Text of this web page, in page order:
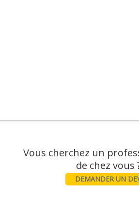
Vous cherchez un
DEMANDER UN